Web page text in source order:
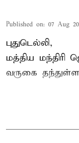
Published on: 07 Aug
புதுடெல்லி,
மத்திய மந்திரி
வருகை தந்துள்ள